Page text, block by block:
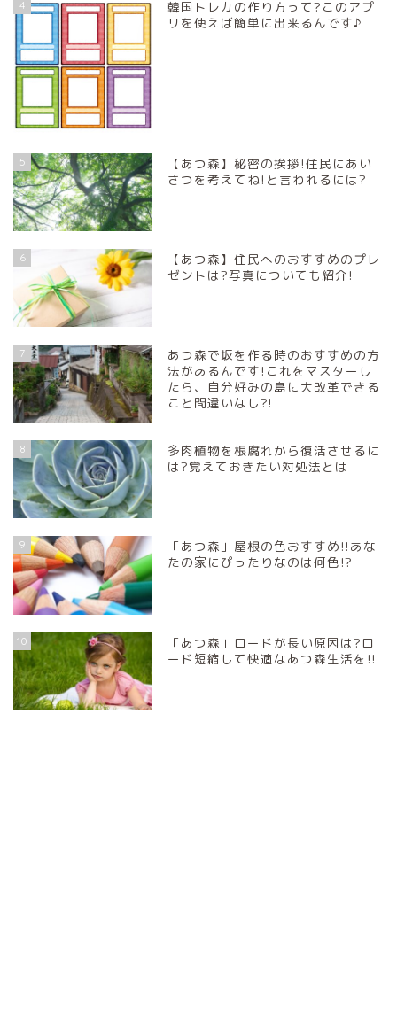
4
韓国トレカの作り方って?このアプ
リを使えば簡単に出来るんです♪
5
【あつ森】秘密の挨拶!住民にあい
さつを考えてね!と言われるには?
6
【あつ森】住民へのおすすめのプレ
ゼントは?写真についても紹介!
7
あつ森で坂を作る時のおすすめの方
法があるんです!これをマスターし
たら、自分好みの島に大改革できる
こと間違いなし?!
8
多肉植物を根腐れから復活させるに
は?覚えておきたい対処法とは
9
「あつ森」屋根の色おすすめ!!あな
たの家にぴったりなのは何色!?
10
「あつ森」ロードが長い原因は?ロ
ード短縮して快適なあつ森生活を!!